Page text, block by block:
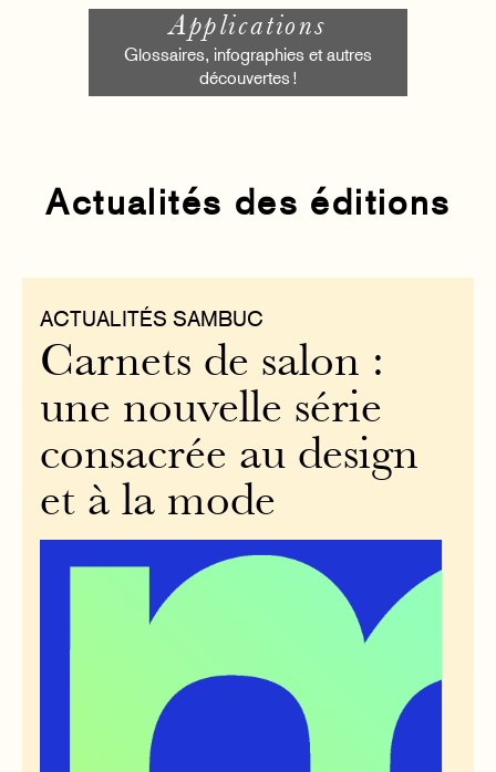
Applications
Glossaires, infographies et autres
découvertes !
Actualités des éditions
ACTUALITÉS SAMBUC
Carnets de salon :
une nouvelle série
consacrée au design
et à la mode